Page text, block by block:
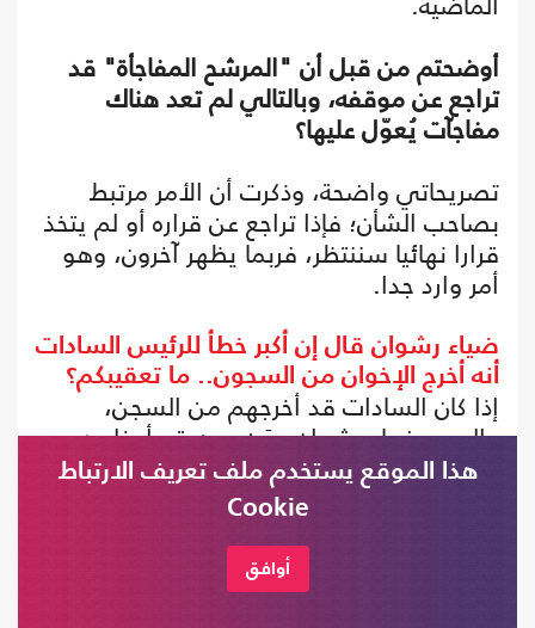
أوضحتم من قبل أن "المرشح المفاجأة" قد
تراجع عن موقفه، وبالتالي لم تعد هناك
مفاجآت يُعوّل عليها؟
تصريحاتي واضحة، وذكرت أن الأمر مرتبط
بصاحب الشأن؛ فإذا تراجع عن قراره أو لم يتخذ
قرارا نهائيا سننتظر، فربما يظهر آخرون، وهو
أمر وارد جدا.
ضياء رشوان قال إن أكبر خطأ للرئيس السادات
أنه أخرج الإخوان من السجون.. ما تعقيبكم؟
إذا كان السادات قد أخرجهم من السجن،
والسيد ضياء رشوان ومَن معه قد أدخلوهم
السجون مرة أخرى.. فهل أسفر عن ذلك حل
مشاكل مصر؟ بالطبع هذا كلام لا يليق.
الرئيس السادات عندما قرر الإفراج عمن في
السجون قد أخرج الجميع؛ فقد تولى السلطة
هذا الموقع يستخدم ملف تعريف الارتباط
Cookie
أوافق